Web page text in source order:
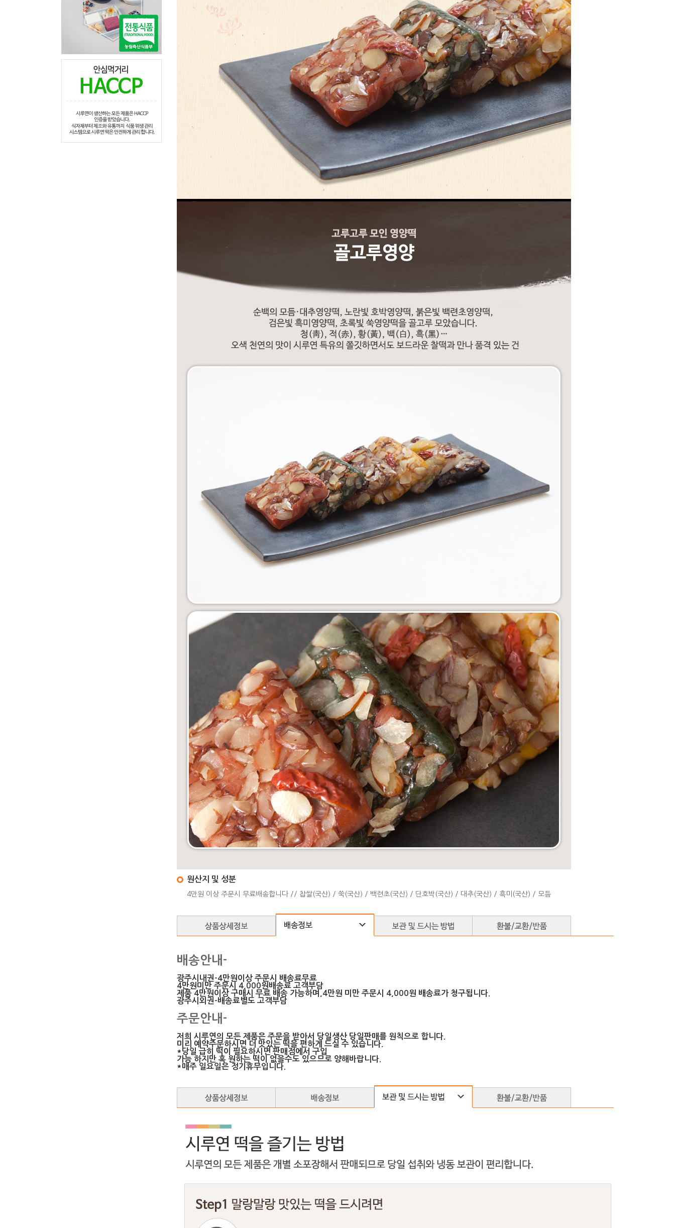
원산지 및 성분
4만원 이상 주문시 무료배송합니다 // 찹쌀(국산) / 쑥(국산) / 백련초(국산) / 단호박(국산) / 대추(국산) / 흑미(국산) / 모듬
배송안내-
광주시내권-4만원이상 주문시 배송료무료
4만원미만 주문시 4,000원배송료 고객부담
제품 4만원이상 구매시 무료 배송 가능하며,4만원 미만 주문시 4,000원 배송료가 청구됩니다.
광주시외권-배송료별도 고객부담
주문안내-
저희 시루연의 모든 제품은 주문을 받아서 당일생산 당일판매를 원칙으로 합니다.
미리 예약주문하시면 더 맛있는 떡을 편하게 드실 수 있습니다.
*당일 급히 떡이 필요하시면 판매점에서 구입
가능 하지만 혹 원하는 떡이 없을수도 있으므로 양해바랍니다.
*매주 일요일은 정기휴무입니다.